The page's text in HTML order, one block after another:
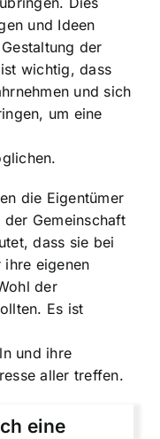
und Ideen
der
wichtig, dass
und sich
um eine
die Eigentümer
Gemeinschaft
dass sie bei
ihre eigenen
der
Es ist
und ihre
aller treffen.
eine